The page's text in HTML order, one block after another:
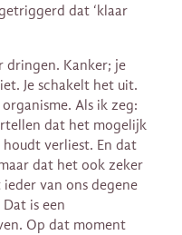
dat ‘klaar
dringen. Kanker; je
Je schakelt het uit.
Als ik zeg:
dat het mogelijk
verliest. En dat
dat het ook zeker
van ons degene
is een
Op dat moment